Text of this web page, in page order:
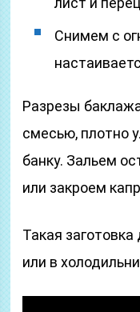
Снимем с
Разрезы
смесью, плотно
банку. Зальем
или закроем
Такая заготовка
или в